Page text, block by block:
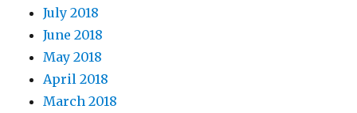
July 2018
June 2018
May 2018
April 2018
March 2018